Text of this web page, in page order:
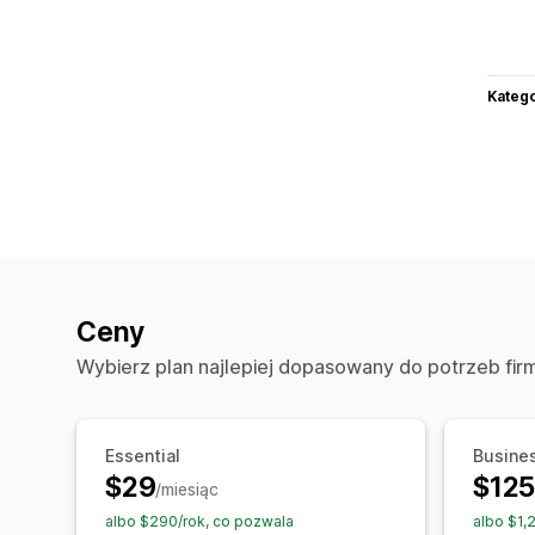
Ceny
Wybierz plan najlepiej dopasowany do potrzeb
Essential
$29/miesiąc
albo $290/rok, co pozwala
$125
albo